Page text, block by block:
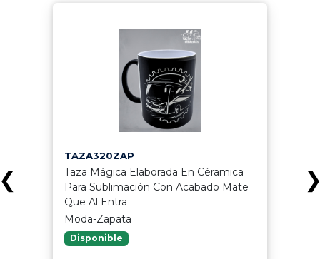
TAZA320ZAP
Taza Mágica Elaborada En Céramica
Para Sublimación Con Acabado Mate
Que Al Entra
Moda-Zapata
Disponible